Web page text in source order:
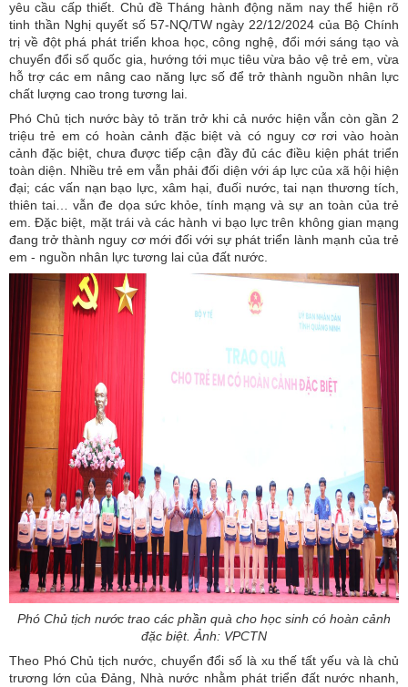
yêu cầu cấp thiết. Chủ đề Tháng hành động năm nay thể hiện rõ
tinh thần Nghị quyết số 57-NQ/TW ngày 22/12/2024 của Bộ Chính
trị về đột phá phát triển khoa học, công nghệ, đổi mới sáng tạo và
chuyển đổi số quốc gia, hướng tới mục tiêu vừa bảo vệ trẻ em, vừa
hỗ trợ các em nâng cao năng lực số để trở thành nguồn nhân lực
chất lượng cao trong tương lai.
Phó Chủ tịch nước bày tỏ trăn trở khi cả nước hiện vẫn còn gần 2
triệu trẻ em có hoàn cảnh đặc biệt và có nguy cơ rơi vào hoàn
cảnh đặc biệt, chưa được tiếp cận đầy đủ các điều kiện phát triển
toàn diện. Nhiều trẻ em vẫn phải đối diện với áp lực của xã hội hiện
đại; các vấn nạn bạo lực, xâm hại, đuối nước, tai nạn thương tích,
thiên tai… vẫn đe dọa sức khỏe, tính mạng và sự an toàn của trẻ
em. Đặc biệt, mặt trái và các hành vi bạo lực trên không gian mạng
đang trở thành nguy cơ mới đối với sự phát triển lành mạnh của trẻ
em - nguồn nhân lực tương lai của đất nước.
Phó Chủ tịch nước trao các phần quà cho học sinh có hoàn cảnh
đặc biệt. Ảnh: VPCTN
Theo Phó Chủ tịch nước, chuyển đổi số là xu thế tất yếu và là chủ
trương lớn của Đảng, Nhà nước nhằm phát triển đất nước nhanh,